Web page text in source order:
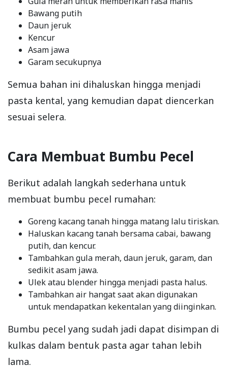
Bawang putih
Daun jeruk
Kencur
Asam jawa
Garam secukupnya
Semua bahan ini dihaluskan hingga menjadi
pasta kental, yang kemudian dapat diencerkan
sesuai selera.
Cara Membuat Bumbu Pecel
Berikut adalah langkah sederhana untuk
membuat bumbu pecel rumahan:
Goreng kacang tanah hingga matang lalu tiriskan.
Haluskan kacang tanah bersama cabai, bawang
putih, dan kencur.
Tambahkan gula merah, daun jeruk, garam, dan
sedikit asam jawa.
Ulek atau blender hingga menjadi pasta halus.
Tambahkan air hangat saat akan digunakan
untuk mendapatkan kekentalan yang diinginkan.
Bumbu pecel yang sudah jadi dapat disimpan di
kulkas dalam bentuk pasta agar tahan lebih
lama.